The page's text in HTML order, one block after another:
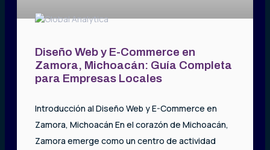
Diseño Web y E-Commerce en
Zamora, Michoacán: Guía Completa
para Empresas Locales
Introducción al Diseño Web y E-Commerce en
Zamora, Michoacán En el corazón de Michoacán,
Zamora emerge como un centro de actividad